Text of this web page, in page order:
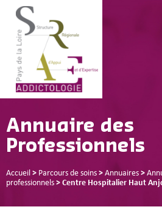
Annuaire des
Professionnels
Accueil > Parcours de soins > Annuaires >
professionnels > Centre Hospitalier Haut